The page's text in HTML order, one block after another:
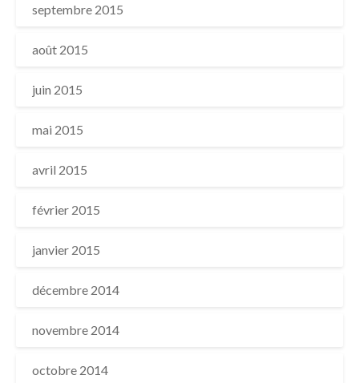
septembre 2015
août 2015
juin 2015
mai 2015
avril 2015
février 2015
janvier 2015
décembre 2014
novembre 2014
octobre 2014